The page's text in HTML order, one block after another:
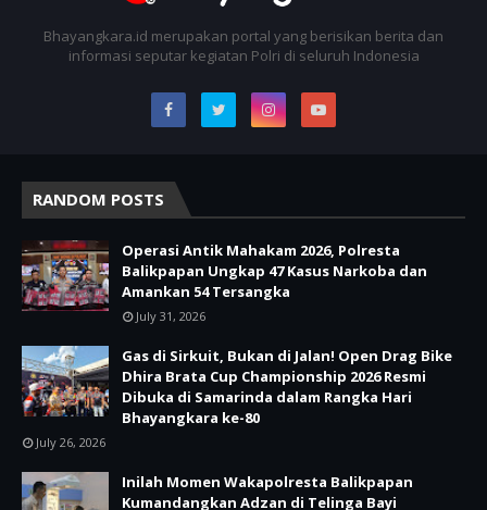
Bhayangkara.id merupakan portal yang berisikan berita dan
informasi seputar kegiatan Polri di seluruh Indonesia
RANDOM POSTS
Operasi Antik Mahakam 2026, Polresta
Balikpapan Ungkap 47 Kasus Narkoba dan
Amankan 54 Tersangka
July 31, 2026
Gas di Sirkuit, Bukan di Jalan! Open Drag Bike
Dhira Brata Cup Championship 2026 Resmi
Dibuka di Samarinda dalam Rangka Hari
Bhayangkara ke-80
July 26, 2026
Inilah Momen Wakapolresta Balikpapan
Kumandangkan Adzan di Telinga Bayi